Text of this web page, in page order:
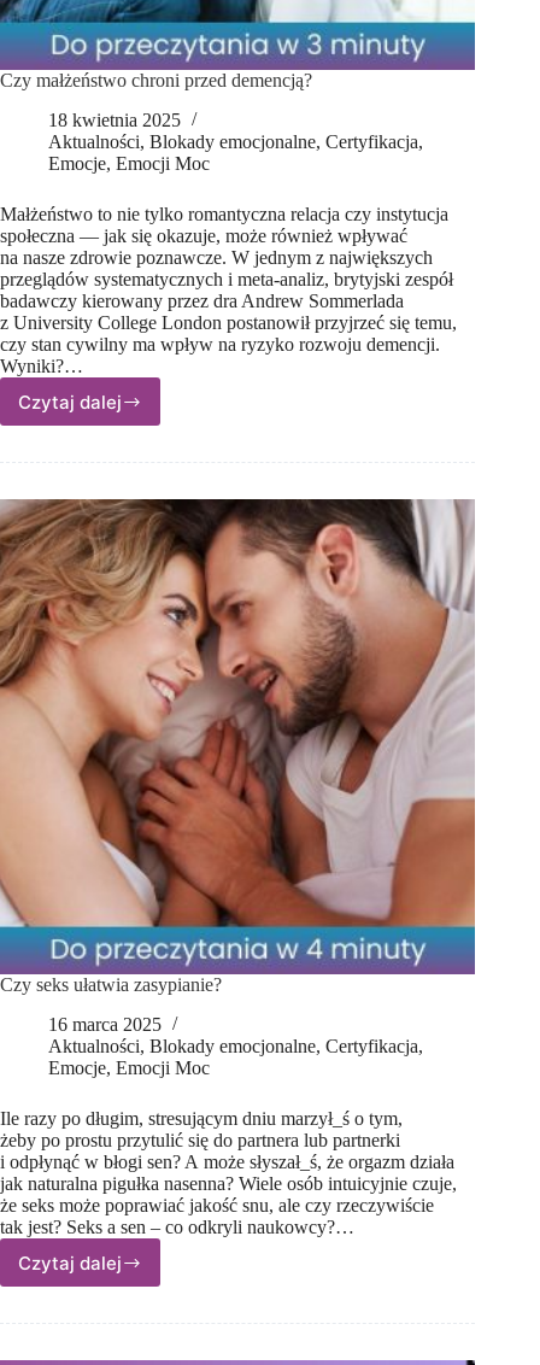
Czy małżeństwo chroni przed demencją?
18 kwietnia 2025
Aktualności, Blokady emocjonalne, Certyfikacja,
Emocje, Emocji Moc
Małżeństwo to nie tylko romantyczna relacja czy instytucja
społeczna — jak się okazuje, może również wpływać
na nasze zdrowie poznawcze. W jednym z największych
przeglądów systematycznych i meta-analiz, brytyjski zespół
badawczy kierowany przez dra Andrew Sommerlada
z University College London postanowił przyjrzeć się temu,
czy stan cywilny ma wpływ na ryzyko rozwoju demencji.
Wyniki?…
Czytaj dalejCzy małżeństwo
przed demencją?
Czy seks ułatwia zasypianie?
16 marca 2025
Aktualności, Blokady emocjonalne, Certyfikacja,
Emocje, Emocji Moc
Ile razy po długim, stresującym dniu marzył_ś o tym,
żeby po prostu przytulić się do partnera lub partnerki
i odpłynąć w błogi sen? A może słyszał_ś, że orgazm działa
jak naturalna pigułka nasenna? Wiele osób intuicyjnie czuje,
że seks może poprawiać jakość snu, ale czy rzeczywiście
tak jest? Seks a sen – co odkryli naukowcy?…
Czytaj dalej
Czy seks
zasypianie?